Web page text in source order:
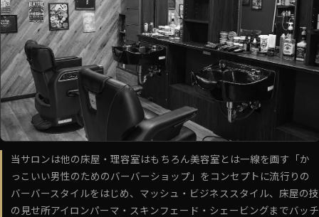
当サロンは他の床屋・理容室はもちろん美容室とは一線を画す「か
っこいい男性のためのバーバーショップ」をコンセプトに流行りの
バーバースタイルをはじめ、マッシュ・ビジネススタイル、床屋の技
の見せ所アイロンパーマ・スキンフェード・シェービングまでバッチ